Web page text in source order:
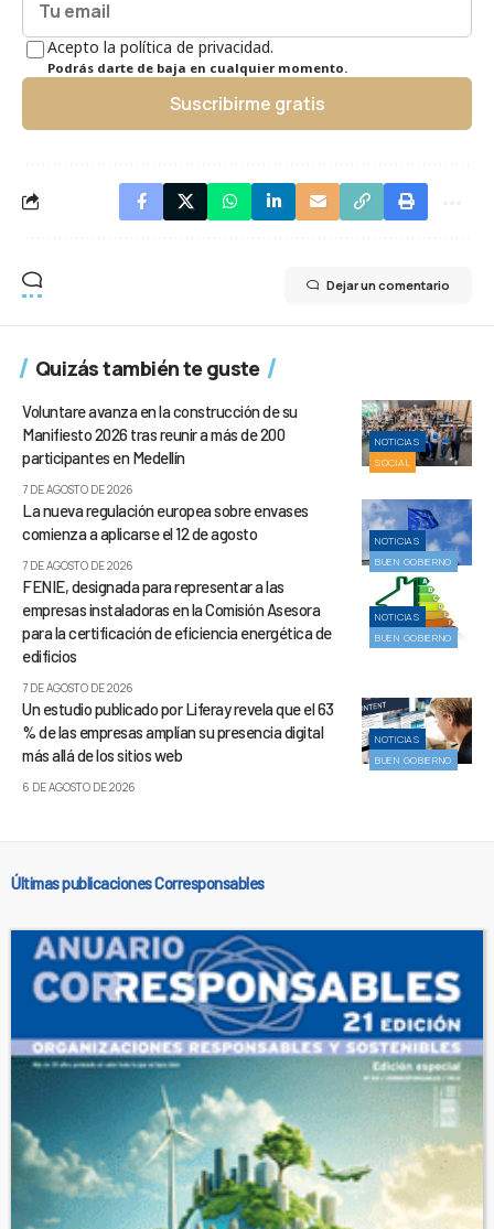
Acepto la política de privacidad.
Podrás darte de baja en cualquier momento.
Suscribirme gratis
Dejar un comentario
Quizás también te guste
NOTICIAS
SOCIAL
Voluntare avanza en la construcción de su
Manifiesto 2026 tras reunir a más de 200
participantes en Medellín
7 DE AGOSTO DE 2026
NOTICIAS
BUEN GOBIERNO
La nueva regulación europea sobre envases
comienza a aplicarse el 12 de agosto
7 DE AGOSTO DE 2026
NOTICIAS
BUEN GOBIERNO
FENIE, designada para representar a las
empresas instaladoras en la Comisión Asesora
para la certificación de eficiencia energética de
edificios
7 DE AGOSTO DE 2026
NOTICIAS
BUEN GOBIERNO
Un estudio publicado por Liferay revela que el 63
% de las empresas amplían su presencia digital
más allá de los sitios web
6 DE AGOSTO DE 2026
Últimas publicaciones Corresponsables